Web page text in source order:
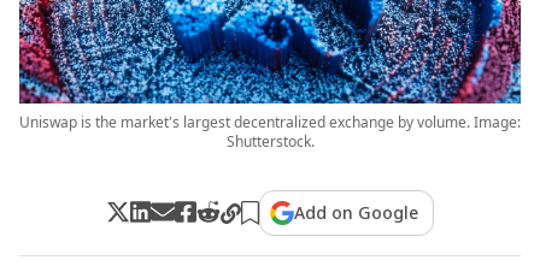
Uniswap is the market's largest decentralized exchange by volume. Image:
Shutterstock.
Add on Google